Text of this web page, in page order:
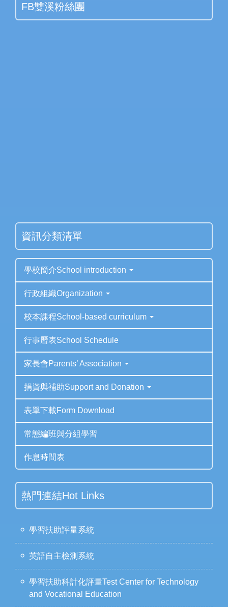
FB雙溪粉絲團
資訊分類清單
學校簡介School introduction
行政組織Organization
校本課程School-based curriculum
行事曆表School Schedule
家長會Parents’ Association
捐資與補助Support and Donation
表單下載Form Download
常態編班與分組學習
作息時間表
熱門連結Hot Links
學習扶助評量系統
英語自主檢測系統
學習扶助科計化評量Test Center for Technology
and Vocational Education